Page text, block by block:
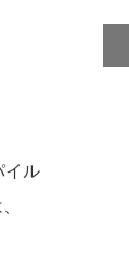
イル